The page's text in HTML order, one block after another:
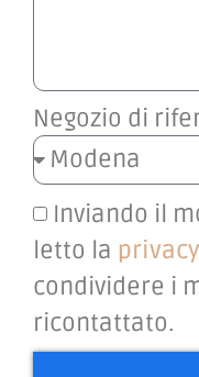
Negozio di
Inviando il
letto laprivacy
condividere i